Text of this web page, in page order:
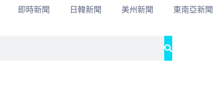
即時新聞 日韓新聞 美州新聞 東南亞新聞